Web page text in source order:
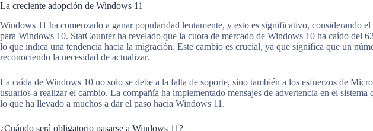
La creciente adopción de Windows 11
Windows 11 ha comenzado a ganar popularidad lentamente, y esto es significativo, considerando
para Windows 10. StatCounter ha revelado que la cuota de mercado de Windows 10 ha caído del
lo que indica una tendencia hacia la migración. Este cambio es crucial, ya que significa que un
reconociendo la necesidad de actualizar.
La caída de Windows 10 no solo se debe a la falta de soporte, sino también a los esfuerzos de
usuarios a realizar el cambio. La compañía ha implementado mensajes de advertencia en el sistema
lo que ha llevado a muchos a dar el paso hacia Windows 11.
¿Cuándo será obligatorio pasarse a Windows 11?